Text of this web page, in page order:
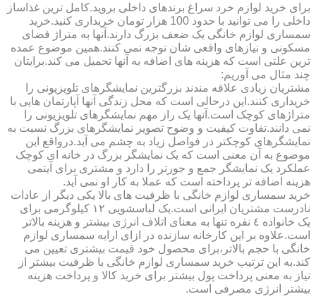
برای خرید لوازم خرد سراغ برندهای داخلی بروید.کامل ترین غذاساز
داخلی را می توانید با حدود 100 هزار تومان خریداری کنید.خرید
سمساری لوازم خانگی یک ضعف بزرگ دارند.آنها به متراژ فضای
مسکونی و نیازهای واقعی شان توجه نمی کنند.همین موضوع عمده
ترین علتی است که هزینه های اضافه به آنها تحمیل می کند.برایتان
چند مثال می آوریم:
مشتریان زیادی علاقه مندند بزرگترین نمایشگرهای تلویزیونی را
خریداری کنند.این درحالی است که محل زندگی آنها آپارتمان هایی با
متراژهای کوچک است.آنها یک راز مهم نمایشگرهای تلویزیونی را
نمی دانند.تفاوت کیفیت و وضوح تصویر نمایشگرهای بزرگ نسبت به
نمایشگرهای کوچکتر در فواصل زیاد به چشم می آید.درواقع این
موضوع به آن معنی است که یک نمایشگر بزرگ در خانه ای کوچک
عملکرد یک نمایشگر جمع و جورتر را دارد و مشتری برای آیتمی
هزینه اضافه تر پرداخته است که عملا به کار او نمی آید.
خرید سمساری لوازم خانگی با ظرفیت های بالا یکی دیگر از عادات
نادرست مشتریان ایرانی است.یک لباسشویی ١٢ کیلوگرمی برای
یک خانواده ٤ نفره تنها به معنای اتلاف انرژی بیشتر و هزینه بالاتر
است.علاوه بر این کارخانه سازنده در ازای ارایه سمساری لوازم
خانگی با حجم بالاتر،برای محصول خود قیمت بیشتری تعیین می
کند.به این ترتیب خرید سمساری لوازم خانگی با ظرفیت بیشتر از
نیاز به معنی پرداخت پول بیشتر برای خرید کالا و پرداخت هزینه
بیشتر انرژی مصرفی است.